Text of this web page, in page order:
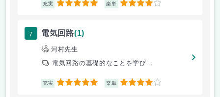
充実 5 楽単 4
7 電気回路(1)
河村先生
電気回路の基礎的なことを学び...
充実 5 楽単 4